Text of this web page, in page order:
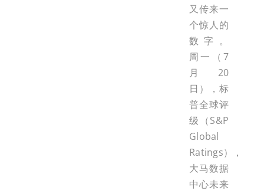
又传来一
个惊人的
数字。
周一（7
月20
日），标
普全球评
级（S&P
Global
Ratings），
大马数据
中心未来